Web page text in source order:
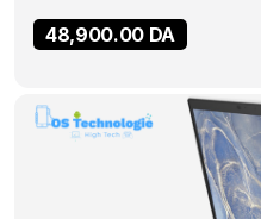
48,900.00 DA